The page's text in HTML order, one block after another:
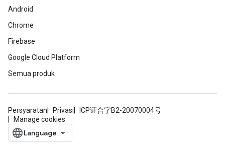
Android
Chrome
Firebase
Google Cloud Platform
Semua produk
Persyaratan Privasi
ICP证合字B2-20070004号
Manage cookies